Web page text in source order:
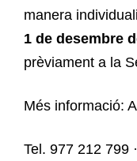
manera
1 de desembre
prèviament a la
Més informació:
Tel. 977 212 799 ·